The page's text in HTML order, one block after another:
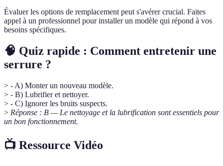
Évaluer les options de remplacement peut s'avérer crucial. Faites
appel à un professionnel pour installer un modèle qui répond à vos
besoins spécifiques.
🧠 Quiz rapide : Comment entretenir une
serrure ?
> - A) Monter un nouveau modèle.
> - B) Lubrifier et nettoyer.
> - C) Ignorer les bruits suspects.
> Réponse : B — Le nettoyage et la lubrification sont essentiels pour
un bon fonctionnement.
📺 Ressource Vidéo